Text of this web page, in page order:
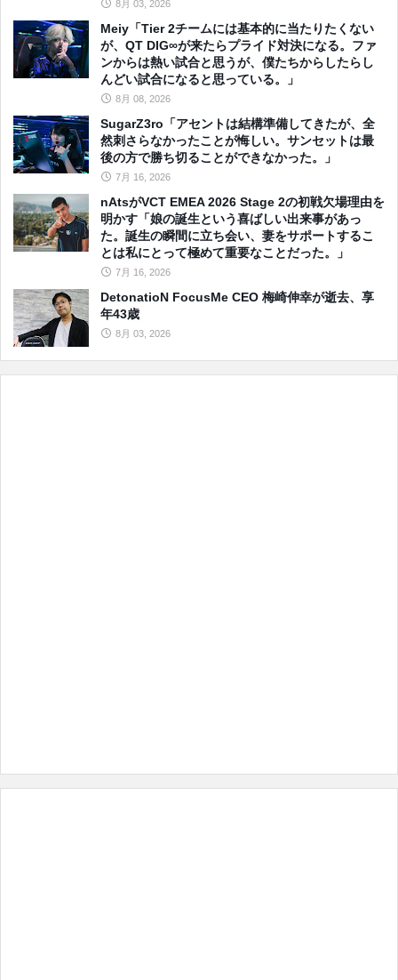
8月 03, 2026
Meiy「Tier 2チームには基本的に当たりたくない
が、QT DIG∞が来たらプライド対決になる。ファ
ンからは熱い試合と思うが、僕たちからしたらし
んどい試合になると思っている。」
8月 08, 2026
SugarZ3ro「アセントは結構準備してきたが、全
然刺さらなかったことが悔しい。サンセットは最
後の方で勝ち切ることができなかった。」
7月 16, 2026
nAtsがVCT EMEA 2026 Stage 2の初戦欠場理由を
明かす「娘の誕生という喜ばしい出来事があっ
た。誕生の瞬間に立ち会い、妻をサポートするこ
とは私にとって極めて重要なことだった。」
7月 16, 2026
DetonatioN FocusMe CEO 梅崎伸幸が逝去、享
年43歳
8月 03, 2026